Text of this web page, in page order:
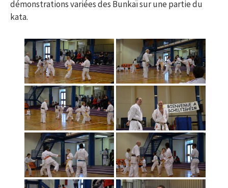
démonstrations variées des Bunkaï sur une partie du
kata.